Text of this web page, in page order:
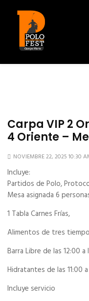
Carpa VIP 2
4 Oriente –
NOVIEMBRE 22, 2025 10:30
Incluye:
Partidos de Polo,
Mesa asignada 6
1 Tabla Carnes Frías,
Alimentos de tres
Barra Libre de las 12:00 a
Hidratantes de las 11:00
Incluye servicio